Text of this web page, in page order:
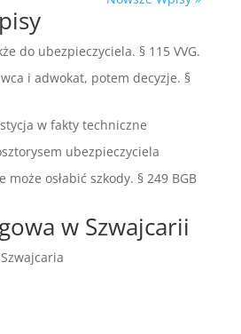
do ubezpieczyciela. § 115 VVG.
i adwokat, potem decyzje. §
w fakty techniczne
ubezpieczyciela
może osłabić szkody. § 249 BGB
w Szwajcarii